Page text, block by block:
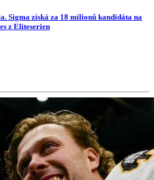
Sigma získá za 18 milionů kandidáta na
z Eliteserien